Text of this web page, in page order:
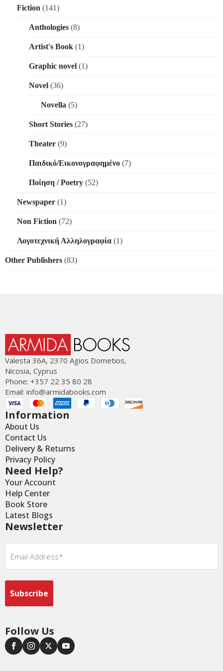
Fiction (141)
Anthologies (8)
Artist's Book (1)
Graphic novel (1)
Novel (36)
Novella (5)
Short Stories (27)
Theater (9)
Παιδικό/Εικονογραφημένο (7)
Ποίηση / Poetry (52)
Newspaper (1)
Non Fiction (72)
Λογοτεχνική Αλληλογραφία (1)
Other Publishers (83)
Valesta 36Α, 2370 Agios Dometios,
Nicosia, Cyprus
Phone: +357 22 35 80 28
Email: info@armidabooks.com
Information
About Us
Contact Us
Delivery & Returns
Privacy Policy
Need Help?
Your Account
Help Center
Book Store
Latest Blogs
Newsletter
Email
Follow Us